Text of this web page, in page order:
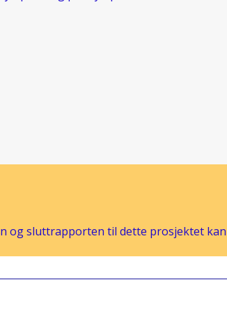
og sluttrapporten til dette prosjektet